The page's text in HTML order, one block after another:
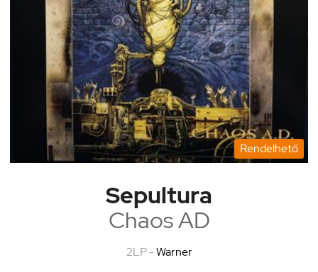
Rendelhető
Sepultura
Chaos AD
2LP -Warner